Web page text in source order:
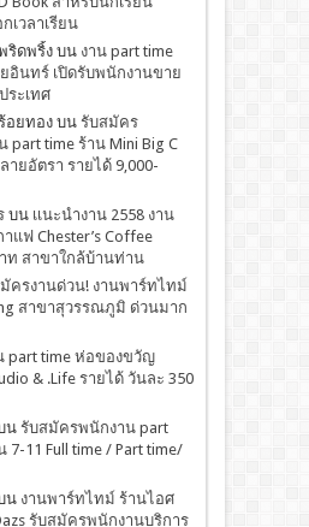
เวลาเรียน
ริดพริ้งบน งาน part time
อินทร์ เปิดรับพนักงานขาย
ระเทศ
อยทองบน รับสมัคร
part time ร้าน Mini Big C
ยอัตรา รายได้ 9,000-
บน เเนะนำงาน 2558 งาน
แฟ Chester’s Coffee
ท สาขาใกล้บ้านท่าน
ครงานด่วน! งานพาร์ทไทม์
สาขาสุวรรณภูมิ ด่วนมาก
part time ห่อของขวัญ
& .Life รายได้ วันละ 350
น รับสมัครพนักงาน part
7-11 Full time / Part time/
น งานพาร์ทไทม์ ร้านไอศ
รับสมัครพนักงานบริการ